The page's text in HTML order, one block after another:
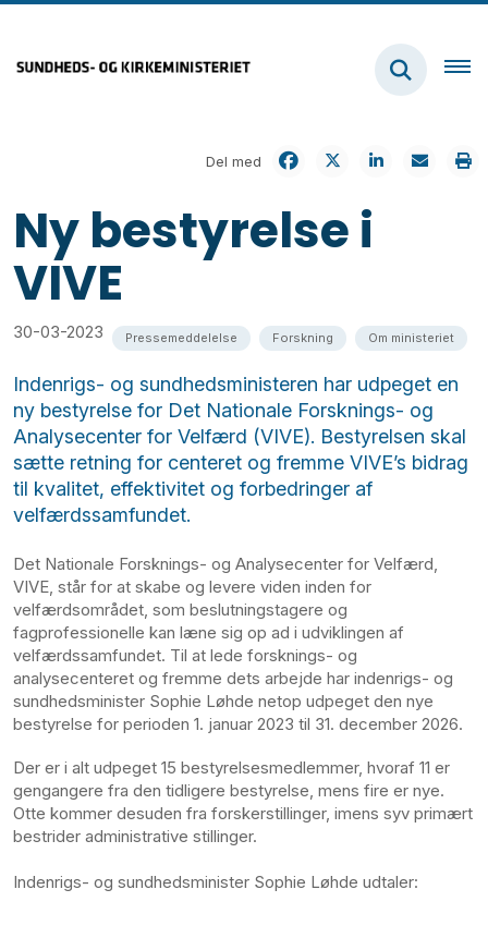
Del med
Ny bestyrelse i
VIVE
30-03-2023 Pressemeddelelse Forskning Om ministeriet
Indenrigs- og sundhedsministeren har udpeget en
ny bestyrelse for Det Nationale Forsknings- og
Analysecenter for Velfærd (VIVE). Bestyrelsen skal
sætte retning for centeret og fremme VIVE’s bidrag
til kvalitet, effektivitet og forbedringer af
velfærdssamfundet.
Det Nationale Forsknings- og Analysecenter for Velfærd,
VIVE, står for at skabe og levere viden inden for
velfærdsområdet, som beslutningstagere og
fagprofessionelle kan læne sig op ad i udviklingen af
velfærdssamfundet. Til at lede forsknings- og
analysecenteret og fremme dets arbejde har indenrigs- og
sundhedsminister Sophie Løhde netop udpeget den nye
bestyrelse for perioden 1. januar 2023 til 31. december 2026.
Der er i alt udpeget 15 bestyrelsesmedlemmer, hvoraf 11 er
gengangere fra den tidligere bestyrelse, mens fire er nye.
Otte kommer desuden fra forskerstillinger, imens syv primært
bestrider administrative stillinger.
Indenrigs- og sundhedsminister Sophie Løhde udtaler: